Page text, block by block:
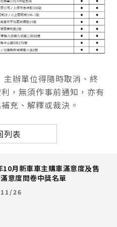
辦單位得隨時取消、終
，無須作事前通知，亦有
充、解釋或裁決。
列表
10月新車車主購車滿意度及售
意度問卷中獎名單
26